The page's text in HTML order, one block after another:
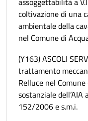
coltivazione di una
ambientale della
nel Comune di
(Y163) ASCOLI
trattamento
Relluce nel
sostanziale dell’AIA
152/2006 e s.m.i.